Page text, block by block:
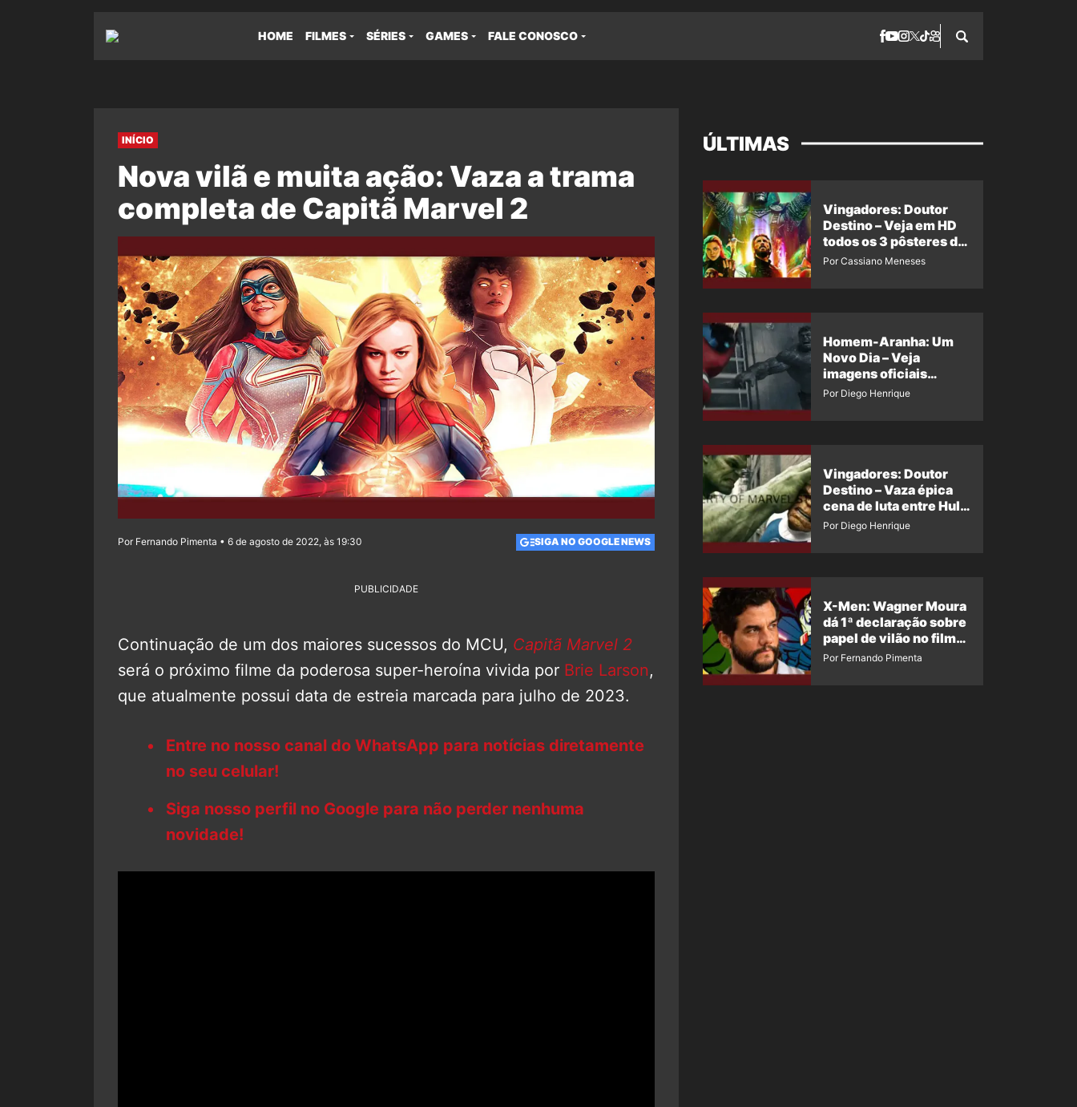
HOME FILMES SÉRIES GAMES FALE CONOSCO
INÍCIO
Nova vilã e muita ação: Vaza a trama
completa de Capitã Marvel 2
Por Fernando Pimenta • 6 de agosto de 2022, às 19:30 SIGA NO GOOGLE NEWS
PUBLICIDADE
Continuação de um dos maiores sucessos do MCU, Capitã Marvel 2
será o próximo filme da poderosa super-heroína vivida por Brie Larson,
que atualmente possui data de estreia marcada para julho de 2023.
Entre no nosso canal do WhatsApp para notícias diretamente
no seu celular!
Siga nosso perfil no Google para não perder nenhuma
novidade!
ÚLTIMAS
Vingadores: Doutor
Destino – Veja em HD
todos os 3 pôsteres de
‘Doomsday’ + 1 imagem
Por Cassiano Meneses
Homem-Aranha: Um
Novo Dia – Veja
imagens oficiais
descartadas do Hulk
Por Diego Henrique
Vingadores: Doutor
Destino – Vaza épica
cena de luta entre Hulk
e o Coisa
Por Diego Henrique
X-Men: Wagner Moura
dá 1ª declaração sobre
papel de vilão no filme
da Marvel
Por Fernando Pimenta